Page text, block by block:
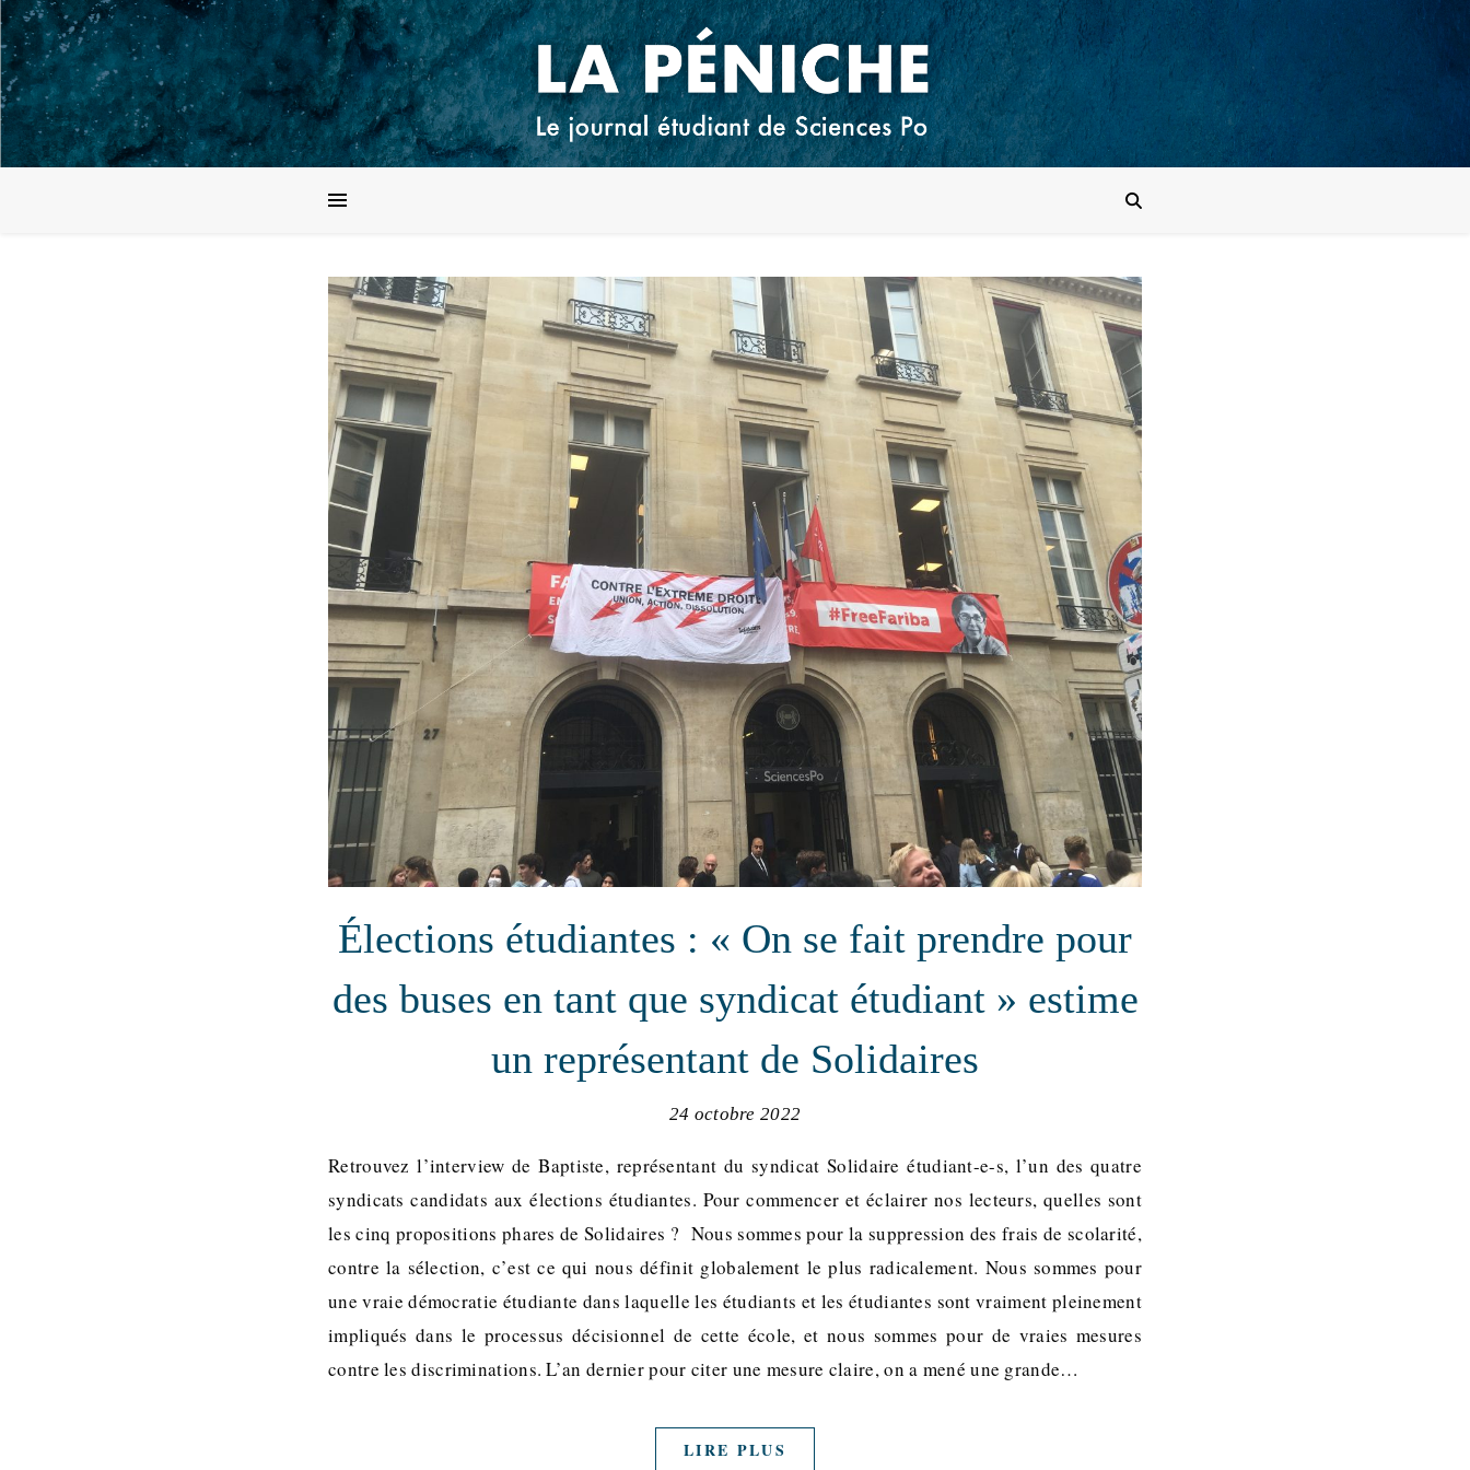
Élections étudiantes : « On se fait prendre pour
des buses en tant que syndicat étudiant » estime
un représentant de Solidaires
24 octobre 2022
Retrouvez l’interview de Baptiste, représentant du syndicat Solidaire étudiant-e-s, l’un des quatre
syndicats candidats aux élections étudiantes. Pour commencer et éclairer nos lecteurs, quelles sont
les cinq propositions phares de Solidaires ? Nous sommes pour la suppression des frais de scolarité,
contre la sélection, c’est ce qui nous définit globalement le plus radicalement. Nous sommes pour
une vraie démocratie étudiante dans laquelle les étudiants et les étudiantes sont vraiment pleinement
impliqués dans le processus décisionnel de cette école, et nous sommes pour de vraies mesures
contre les discriminations. L’an dernier pour citer une mesure claire, on a mené une grande…
LIRE PLUS